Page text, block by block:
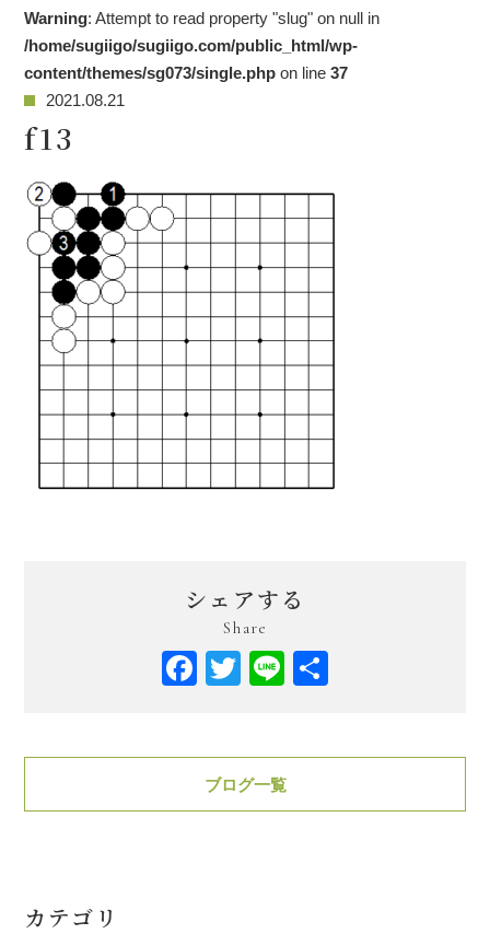
Warning: Attempt to read property "slug" on null in
/home/sugiigo/sugiigo.com/public_html/wp-
content/themes/sg073/single.php on line37
2021.08.21
f13
シェアする
Share
Facebook
Twitter
Line
ブログ一覧
カテゴリ